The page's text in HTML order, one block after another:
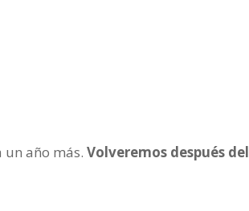
un año más.Volveremos después del